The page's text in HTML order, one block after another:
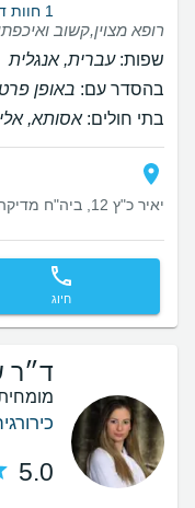
1 חוות דעת על הגדלת חזה בהזרקת שומן
שפות:עברית, אנגלית
בהסדר עם: באופן
בתי חולים:אסותא,
יאיר כ"ץ 12, ביה"ח מדיקה., חיפה
חיוג
ד״ר
5.0